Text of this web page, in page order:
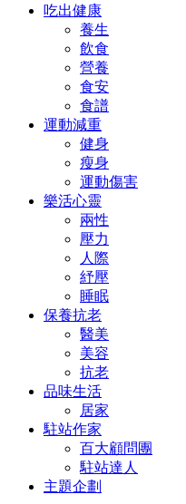
吃出健康
養生
飲食
營養
食安
食譜
運動減重
健身
瘦身
運動傷害
樂活心靈
兩性
壓力
人際
紓壓
睡眠
保養抗老
醫美
美容
抗老
品味生活
居家
駐站作家
百大顧問團
駐站達人
主題企劃